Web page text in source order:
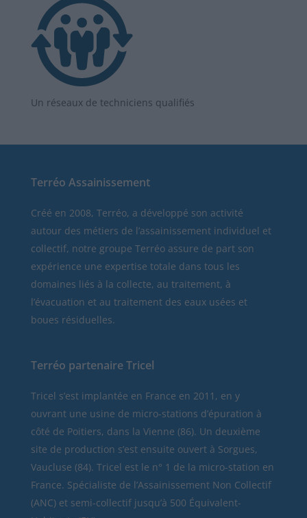
Un réseaux de techniciens qualifiés
Terréo Assainissement
Créé en 2008, Terréo, a développé son activité
autour des métiers de l’assainissement individuel et
collectif, notre groupe Terréo assure de part son
expérience une expertise totale dans tous les
domaines liés à la collecte, au traitement, à
l’évacuation et au traitement des eaux usées et
boues résiduelles.
Terréo partenaire Tricel
Tricel s’est implantée en France en 2011, en y
ouvrant une usine de micro-stations d’épuration à
côté de Poitiers, dans la Vienne (86). Un deuxième
site de production s’est ensuite ouvert à Sorgues,
Vaucluse (84). Tricel est le n° 1 de la micro-station en
France. Spécialiste de l’Assainissement Non Collectif
(ANC) et semi-collectif jusqu’à 500 Équivalent-